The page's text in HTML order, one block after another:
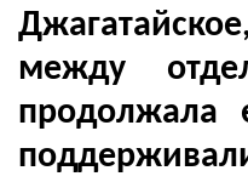
между
продолжала